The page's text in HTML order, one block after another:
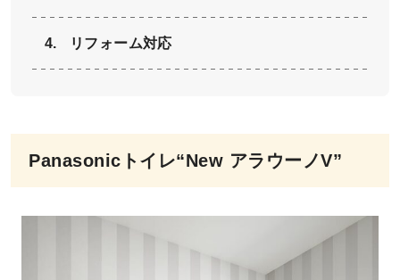
リフォーム対応
Panasonicトイレ“New アラウーノV”